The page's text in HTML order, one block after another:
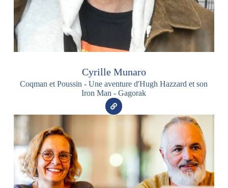
Cyrille Munaro
Coqman et Poussin - Une aventure d'Hugh Hazzard et son
Iron Man - Gagorak